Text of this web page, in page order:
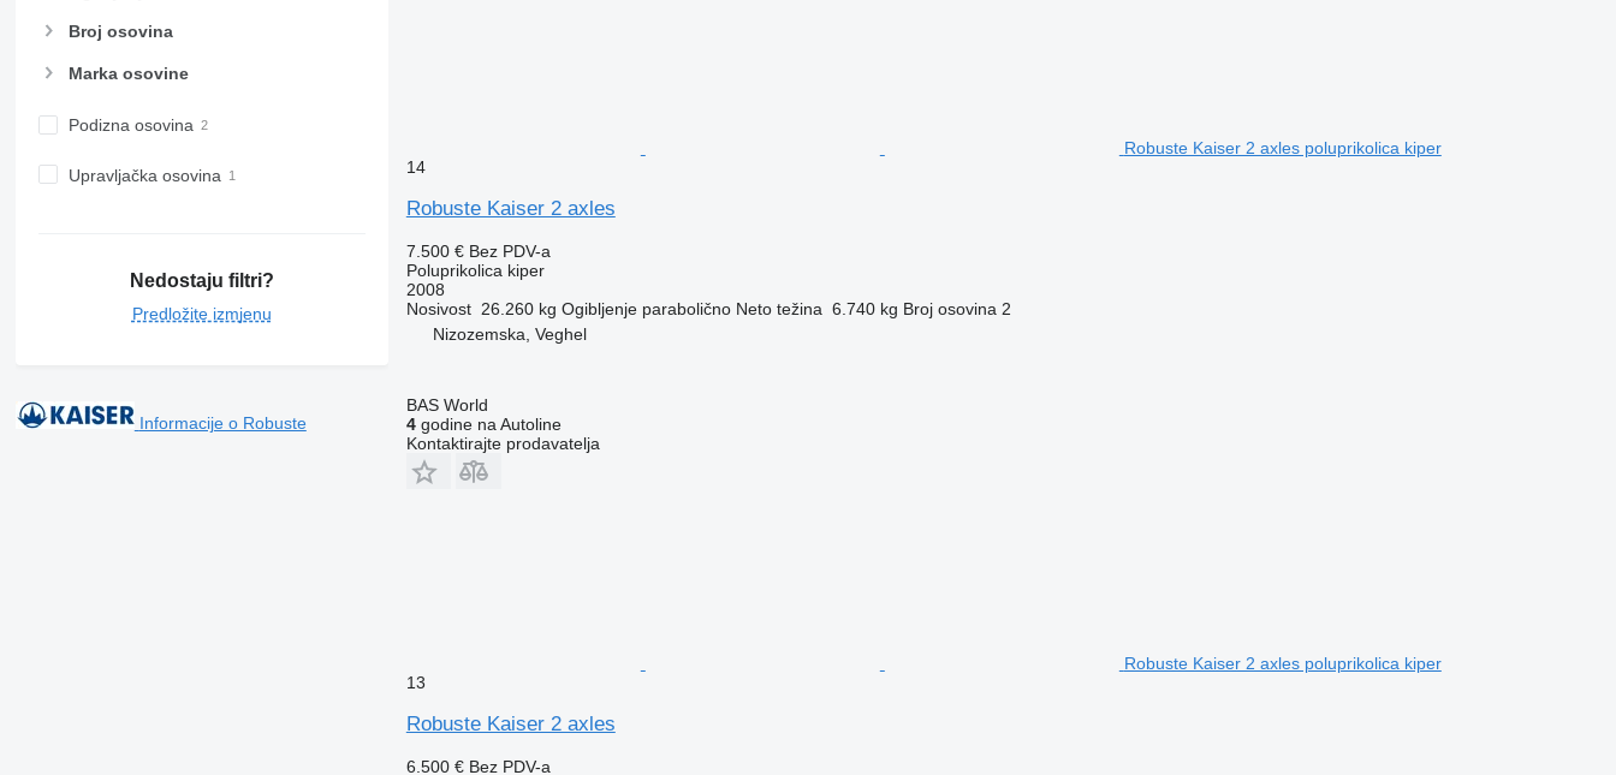
Broj osovina
Marka osovine
Podizna osovina
Upravljačka osovina
Nedostaju filtri?
Predložite izmjenu
Informacije o Robuste
Robuste Kaiser 2 axles poluprikolica kiper
14
Robuste Kaiser 2 axles
7.500 € Bez PDV-a
Poluprikolica kiper
2008
Nosivost 26.260 kg Ogibljenje parabolično Neto težina 6.740 kg Broj osovina 2
Nizozemska, Veghel
BAS World
4godine na Autoline
Kontaktirajte prodavatelja
Robuste Kaiser 2 axles poluprikolica kiper
13
Robuste Kaiser 2 axles
6.500 € Bez PDV-a